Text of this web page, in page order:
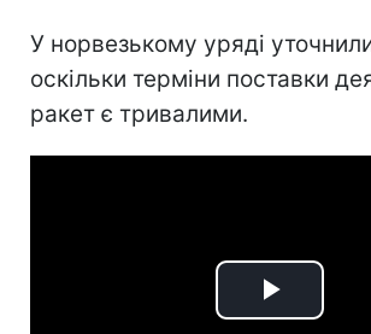
У норвезькому уряді
оскільки терміни поставки
ракет є тривалими.
Play